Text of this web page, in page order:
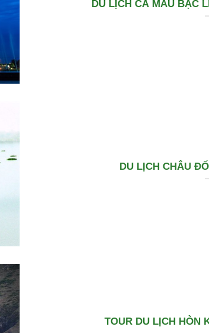
DU LỊCH CÀ MAU BẠC
DU LỊCH CHÂU
TOUR DU LỊCH HÒN